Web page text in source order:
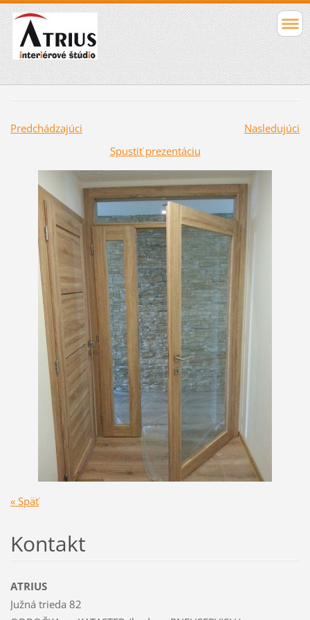
Predchádzajúci
Nasledujúci
Spustiť prezentáciu
« Späť
Kontakt
ATRIUS
Južná trieda 82